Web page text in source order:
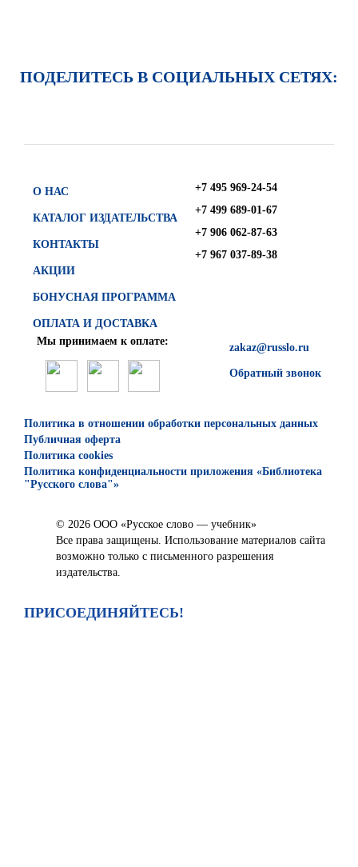
ПОДЕЛИТЕСЬ В СОЦИАЛЬНЫХ СЕТЯХ:
О НАС
КАТАЛОГ ИЗДАТЕЛЬСТВА
КОНТАКТЫ
АКЦИИ
БОНУСНАЯ ПРОГРАММА
ОПЛАТА И ДОСТАВКА
+7 495 969-24-54
+7 499 689-01-67
+7 906 062-87-63
+7 967 037-89-38
zakaz@russlo.ru
Обратный звонок
Мы принимаем к оплате:
Политика в отношении обработки персональных данных
Публичная оферта
Политика cookies
Политика конфиденциальности приложения «Библиотека
"Русского слова"»
© 2026 ООО «Русское слово — учебник»
Все права защищены. Использование материалов сайта
возможно только с письменного разрешения
издательства.
ПРИСОЕДИНЯЙТЕСЬ!